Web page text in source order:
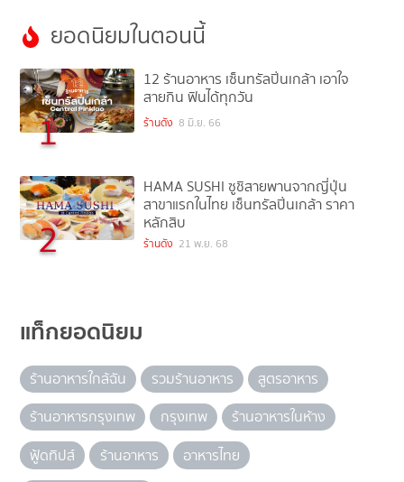
ยอดนิยมในตอนนี้
1
12 ร้านอาหาร เซ็นทรัลปิ่นเกล้า เอาใจ
สายกิน ฟินได้ทุกวัน
ร้านดัง 8 มิ.ย. 66
2
HAMA SUSHI ซูชิสายพานจากญี่ปุ่น
สาขาแรกในไทย เซ็นทรัลปิ่นเกล้า ราคา
หลักสิบ
ร้านดัง 21 พ.ย. 68
แท็กยอดนิยม
ร้านอาหารใกล้ฉัน รวมร้านอาหาร
สูตรอาหาร
ร้านอาหารกรุงเทพ
กรุงเทพ
ร้านอาหารในห้าง
ฟู้ดทิปส์
ร้านอาหาร
อาหารไทย